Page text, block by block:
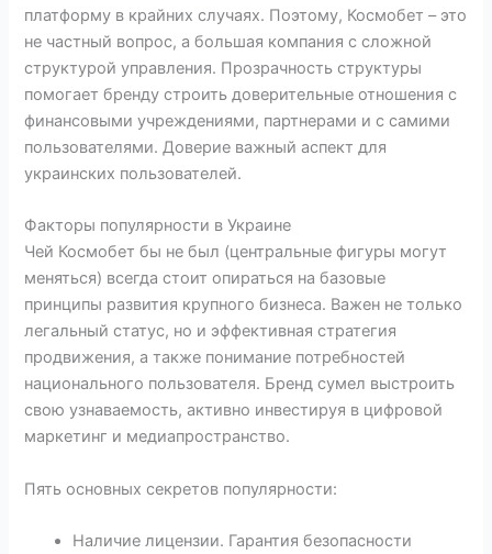
платформу в крайних случаях. Поэтому, Космобет – это
не частный вопрос, а большая компания с сложной
структурой управления. Прозрачность структуры
помогает бренду строить доверительные отношения с
финансовыми учреждениями, партнерами и с самими
пользователями. Доверие важный аспект для
украинских пользователей.
Факторы популярности в Украине
Чей Космобет бы не был (центральные фигуры могут
меняться) всегда стоит опираться на базовые
принципы развития крупного бизнеса. Важен не только
легальный статус, но и эффективная стратегия
продвижения, а также понимание потребностей
национального пользователя. Бренд сумел выстроить
свою узнаваемость, активно инвестируя в цифровой
маркетинг и медиапространство.
Пять основных секретов популярности:
Наличие лицензии. Гарантия безопасности